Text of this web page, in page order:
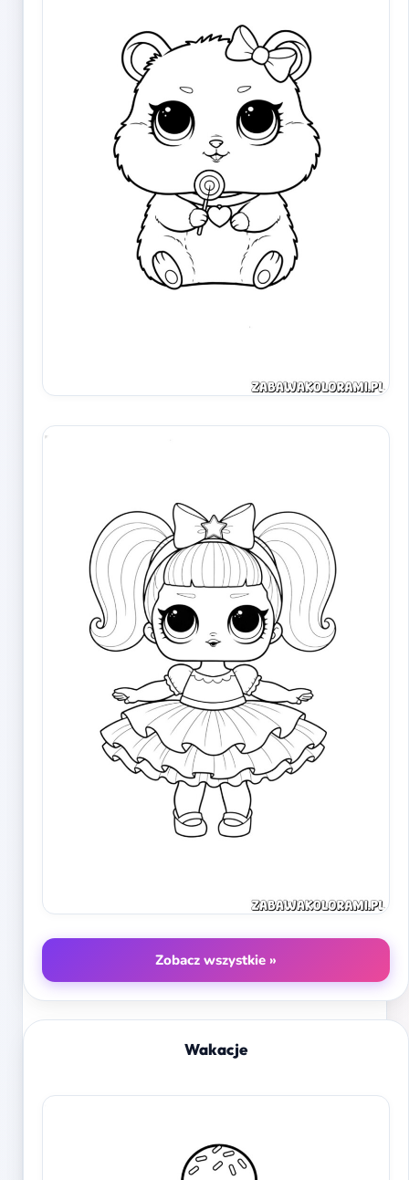
Zobacz wszystkie »
Wakacje